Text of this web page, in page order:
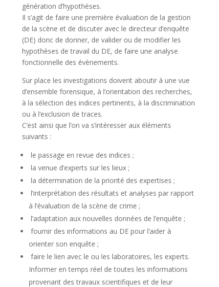
génération d’hypothèses.
Il s’agit de faire une première évaluation de la gestion
de la scène et de discuter avec le directeur d’enquête
(DE) donc de donner, de valider ou de modifier les
hypothèses de travail du DE, de faire une analyse
fonctionnelle des évènements.
Sur place les investigations doivent aboutir à une vue
d’ensemble forensique, à l’orientation des recherches,
à la sélection des indices pertinents, à la discrimination
ou à l’exclusion de traces.
C’est ainsi que l’on va s’intéresser aux éléments
suivants :
le passage en revue des indices ;
la venue d’experts sur les lieux ;
la détermination de la priorité des expertises ;
l’interprétation des résultats et analyses par rapport
à l’évaluation de la scène de crime ;
l’adaptation aux nouvelles données de l’enquête ;
fournir des informations au DE pour l’aider à
orienter son enquête ;
faire le lien avec le ou les laboratoires, les experts.
Informer en temps réel de toutes les informations
provenant des travaux scientifiques et de leur